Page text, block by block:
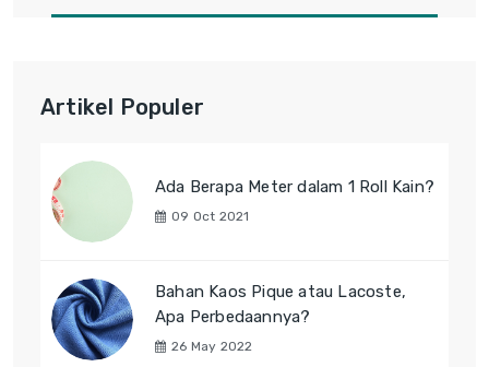
Artikel Populer
Ada Berapa Meter dalam 1 Roll Kain?
09 Oct 2021
Bahan Kaos Pique atau Lacoste,
Apa Perbedaannya?
26 May 2022